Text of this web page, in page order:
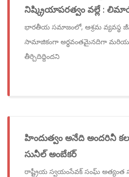
నిష్క్రియాపరత్వం వల్లే :
భారతీయ సమాజంలో, ఆశ్రమ వ్యవస్థ
సామాజికంగా అర్థవంతమైనదిగా
తీర్చిదిద్దిందని
హిందుత్వం అనేది అందరినీ
సునీల్ అంబేకర్
రాష్ట్రీయ స్వయంసేవక్ సంఘ్ అత్యంత